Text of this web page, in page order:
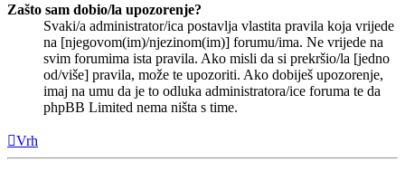
Zašto sam dobio/la upozorenje?
Svaki/a administrator/ica postavlja vlastita pravila koja vrijede
na [njegovom(im)/njezinom(im)] forumu/ima. Ne vrijede na
svim forumima ista pravila. Ako misli da si prekršio/la [jedno
od/više] pravila, može te upozoriti. Ako dobiješ upozorenje,
imaj na umu da je to odluka administratora/ice foruma te da
phpBB Limited nema ništa s time.
Vrh